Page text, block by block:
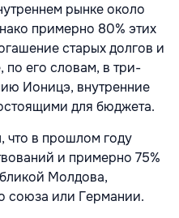
рынке около
примерно 80% этих
старых долгов и
по его словам, в три-
Ионицэ, внутренние
для бюджета.
что в прошлом году
и примерно 75%
Молдова,
союза или Германии.